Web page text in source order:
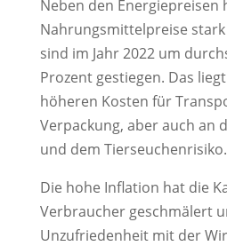
Neben den Energiepreisen
Nahrungsmittelpreise stark
sind im Jahr 2022 um
Prozent gestiegen. Das
höheren Kosten für
Verpackung, aber auch an
und dem Tierseuchenrisiko.
Die hohe Inflation hat die
Verbraucher geschmälert
Unzufriedenheit mit der